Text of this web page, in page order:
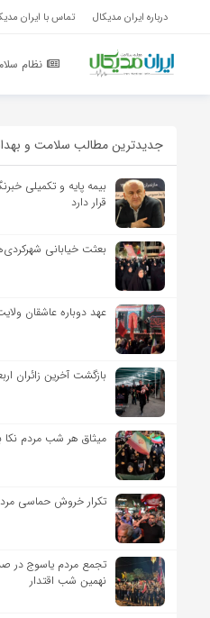
درباره ایران مدیکال تماس با ایران
نظام
جدیدترین مطالب سلامت و
بیمه پایه و تکمیلی
قرار دارد
بعثت خیابانی شهرکردی‌ها
عهد دوباره عاشقان
بازگشت آخرین زائران
میثاق هر شب مردم نکا
تکرار خروش حماسی
تجمع مردم یاسوج در
نهمین شب اقتدار